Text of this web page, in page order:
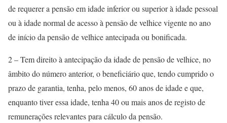
de requerer a pensão em idade inferior ou superior à idade pessoal
ou à idade normal de acesso à pensão de velhice vigente no ano
de início da pensão de velhice antecipada ou bonificada.
2 – Tem direito à antecipação da idade de pensão de velhice, no
âmbito do número anterior, o beneficiário que, tendo cumprido o
prazo de garantia, tenha, pelo menos, 60 anos de idade e que,
enquanto tiver essa idade, tenha 40 ou mais anos de registo de
remunerações relevantes para cálculo da pensão.